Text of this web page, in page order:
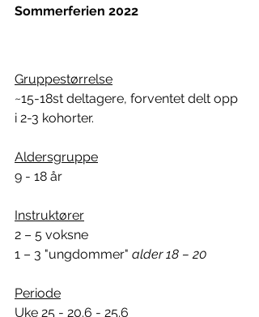
Sommerferien 2022
Gruppestørrelse
~15-18st deltagere, forventet delt opp
i 2-3 kohorter.
Aldersgruppe
9 - 18 år
Instruktører
2 – 5 voksne
1 – 3 "ungdommer" alder 18 – 20
Periode
Uke 25 - 20.6 - 25.6